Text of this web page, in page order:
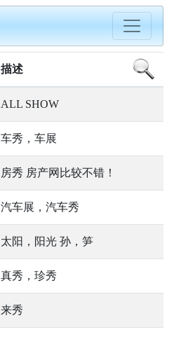
描述
ALL SHOW
车秀，车展
房秀 房产网比较不错！
汽车展，汽车秀
太阳，阳光 孙，笋
真秀，珍秀
来秀